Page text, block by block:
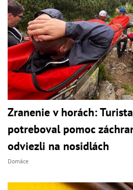
Zranenie v horách:
potreboval pomoc
odviezli na nosidlách
Domáce